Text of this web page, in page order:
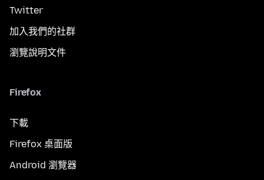
Twitter
加入我們的社群
瀏覽說明文件
Firefox
下載
Firefox 桌面版
Android 瀏覽器